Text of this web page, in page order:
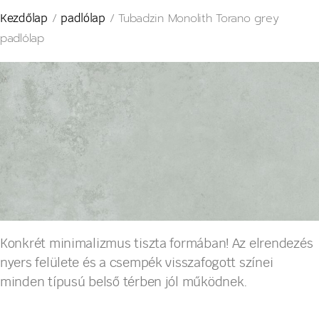
Kezdőlap / padlólap / Tubadzin Monolith Torano grey
padlólap
Konkrét minimalizmus tiszta formában! Az elrendezés
nyers felülete és a csempék visszafogott színei
minden típusú belső térben jól működnek.